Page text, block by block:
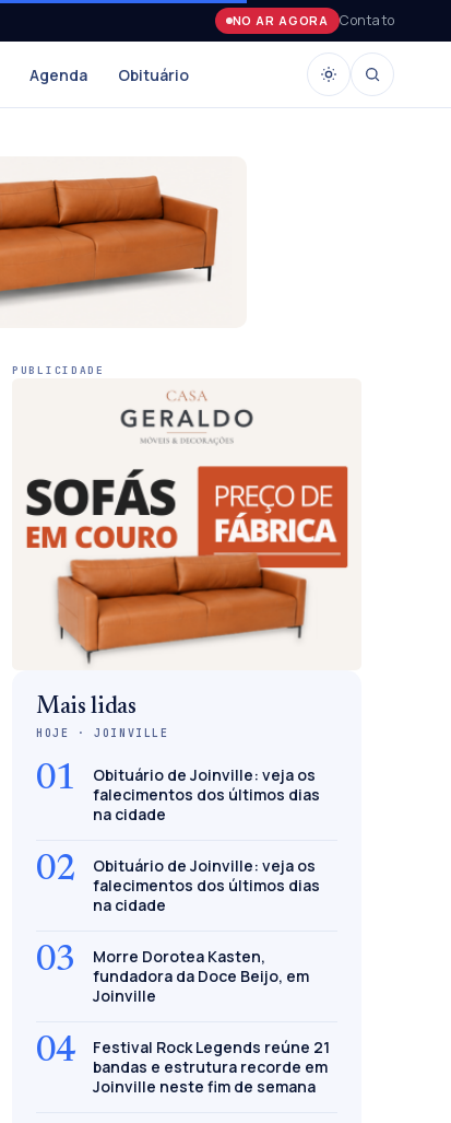
NO AR AGORA Contato
Agenda Obituário
PUBLICIDADE
Mais lidas
HOJE · JOINVILLE
01
Obituário de Joinville: veja os
falecimentos dos últimos dias
na cidade
02
Obituário de Joinville: veja os
falecimentos dos últimos dias
na cidade
03
Morre Dorotea Kasten,
fundadora da Doce Beijo, em
Joinville
04
Festival Rock Legends reúne 21
bandas e estrutura recorde em
Joinville neste fim de semana